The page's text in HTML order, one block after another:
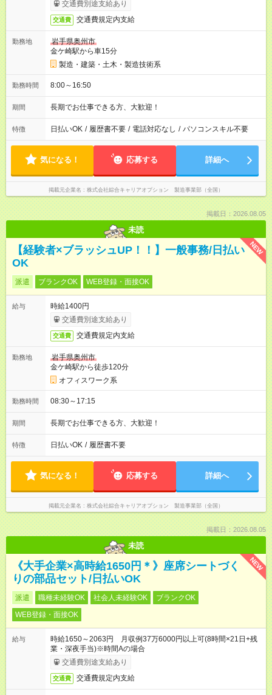
交通費別途支給あり
交通費 交通費規定内支給
勤務地
岩手県奥州市
金ケ崎駅から車15分
製造・建築・土木・製造技術系
勤務時間 8:00～16:50
期間 長期でお仕事できる方、大歓迎！
特徴 日払いOK / 履歴書不要 / 電話対応なし / パソコンスキル不要
気になる！ 応募する 詳細へ
掲載元企業名 株式会社綜合キャリアオプション 製造事業部（全国）
掲載日：2026.08.05
未読
NEW
【経験者×ブラッシュUP！！】一般事務/日払い
OK
派遣 ブランクOK WEB登録・面接OK
給与
時給1400円
交通費別途支給あり
交通費 交通費規定内支給
勤務地
岩手県奥州市
金ケ崎駅から徒歩120分
オフィスワーク系
勤務時間 08:30～17:15
期間 長期でお仕事できる方、大歓迎！
特徴 日払いOK / 履歴書不要
気になる！ 応募する 詳細へ
掲載元企業名 株式会社綜合キャリアオプション 製造事業部（全国）
掲載日：2026.08.05
未読
NEW
《大手企業×高時給1650円＊》座席シートづく
りの部品セット/日払いOK
派遣 職種未経験OK 社会人未経験OK
ブランクOK
WEB登録・面接OK
給与
時給1650～2063円 月収例37万6000円以上可(8時間×21日+残
業・深夜手当)※時間Aの場合
交通費別途支給あり
交通費 交通費規定内支給